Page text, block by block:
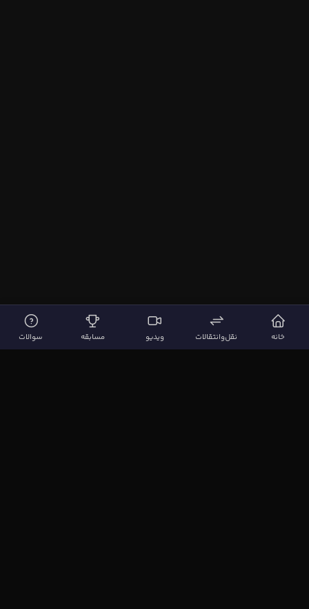
خانه نقل‌وانتقالات ویدیو مسابقه سوالات